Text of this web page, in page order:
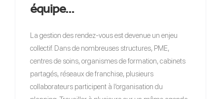
équipe…
La gestion des rendez-vous est devenue un enjeu
collectif. Dans de nombreuses structures, PME,
centres de soins, organismes de formation, cabinets
partagés, réseaux de franchise, plusieurs
collaborateurs participent à l’organisation du